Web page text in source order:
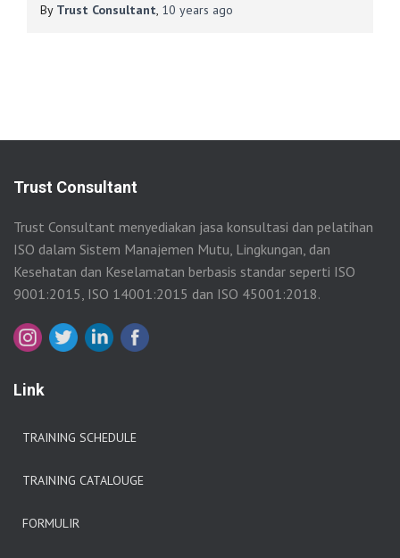
By Trust Consultant, 10 years ago
Trust Consultant
Trust Consultant menyediakan jasa konsultasi dan pelatihan
ISO dalam Sistem Manajemen Mutu, Lingkungan, dan
Kesehatan dan Keselamatan berbasis standar seperti ISO
9001:2015, ISO 14001:2015 dan ISO 45001:2018.
Link
TRAINING SCHEDULE
TRAINING CATALOUGE
FORMULIR